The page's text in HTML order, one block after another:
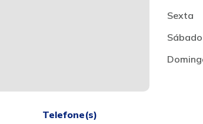
Sexta
Sábado
Telefone(s)